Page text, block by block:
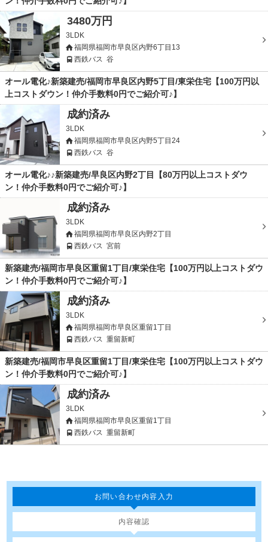
3480万円
3LDK
福岡県福岡市早良区内野6丁目13
西鉄バス 谷
オール電化♪新築建売/福岡市早良区内野5丁目/東栄住宅【100万円以
上コストダウン！仲介手数料0円でご紹介可♪】
成約済み
3LDK
福岡県福岡市早良区内野5丁目24
西鉄バス 谷
オール電化♪♪新築建売/早良区内野2丁目【80万円以上コストダウ
ン！仲介手数料0円でご紹介可♪】
成約済み
3LDK
福岡県福岡市早良区内野2丁目
西鉄バス 宮前
新築建売/福岡市早良区重留1丁目/東栄住宅【100万円以上コストダウ
ン！仲介手数料0円でご紹介可♪】
成約済み
3LDK
福岡県福岡市早良区重留1丁目
西鉄バス 重留新町
新築建売/福岡市早良区重留1丁目/東栄住宅【100万円以上コストダウ
ン！仲介手数料0円でご紹介可♪】
成約済み
3LDK
福岡県福岡市早良区重留1丁目
西鉄バス 重留新町
お問い合わせ内容入力
内容確認